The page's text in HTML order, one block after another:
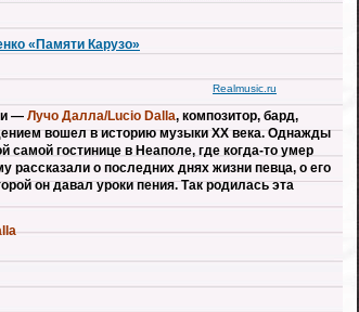
«Памяти Карузо»
Realmusic.ru
— Лучо Далла/Lucio Dalla, композитор, бард,
вошел в историю музыки ХХ века. Однажды
самой гостинице в Неаполе, где когда-то умер
рассказали о последних днях жизни певца, о его
он давал уроки пения. Так родилась эта